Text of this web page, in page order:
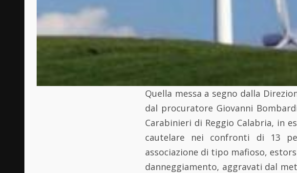
Quella messa a segno dalla
dal procuratore Giovanni
Carabinieri di Reggio Calabria, in
cautelare nei confronti di 13
associazione di tipo mafioso,
danneggiamento, aggravati dal